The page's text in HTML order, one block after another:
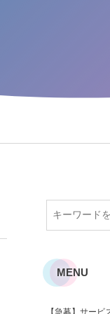
MENU
【急募】サービ